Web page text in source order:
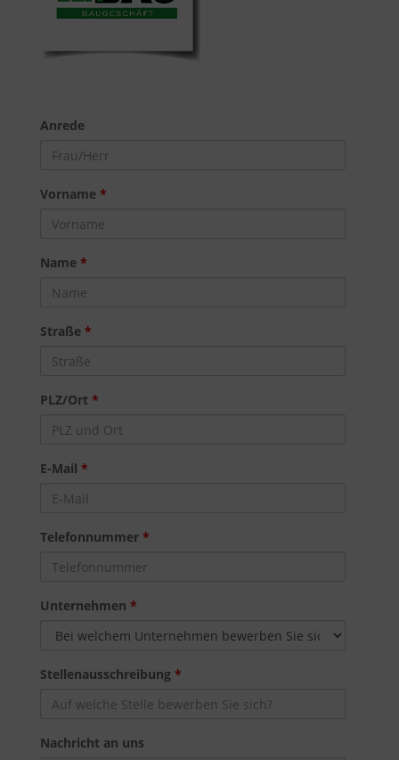
Anrede
Vorname *
Name *
Straße *
PLZ/Ort *
E-Mail *
Telefonnummer *
Unternehmen *
Stellenausschreibung *
Nachricht an uns